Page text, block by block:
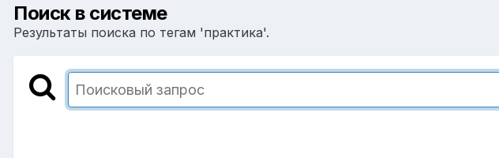
Поиск в системе
Результаты поиска по тегам 'практика'.